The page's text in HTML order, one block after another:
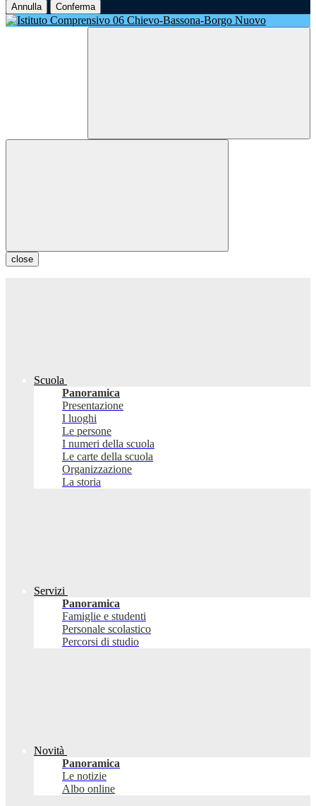
Annulla Conferma
close
Scuola
Panoramica
Presentazione
I luoghi
Le persone
I numeri della scuola
Le carte della scuola
Organizzazione
La storia
Servizi
Panoramica
Famiglie e studenti
Personale scolastico
Percorsi di studio
Novità
Panoramica
Le notizie
Albo online